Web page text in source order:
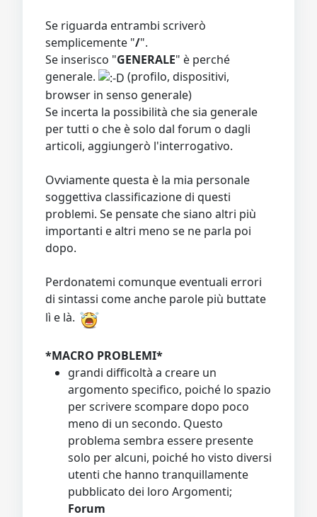
Se riguarda entrambi scriverò
semplicemente "/".
Se inserisco "GENERALE" è perché
generale.
(profilo, dispositivi,
browser in senso generale)
Se incerta la possibilità che sia generale
per tutti o che è solo dal forum o dagli
articoli, aggiungerò l'interrogativo.
Ovviamente questa è la mia personale
soggettiva classificazione di questi
problemi. Se pensate che siano altri più
importanti e altri meno se ne parla poi
dopo.
Perdonatemi comunque eventuali errori
di sintassi come anche parole più buttate
lì e là.
*MACRO PROBLEMI*
grandi difficoltà a creare un
argomento specifico, poiché lo spazio
per scrivere scompare dopo poco
meno di un secondo. Questo
problema sembra essere presente
solo per alcuni, poiché ho visto diversi
utenti che hanno tranquillamente
pubblicato dei loro Argomenti;
Forum